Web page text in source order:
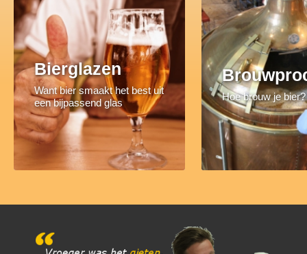
Bierglazen
Want bier smaakt het best uit
een bijpassend glas
Hoe brouw je bier?